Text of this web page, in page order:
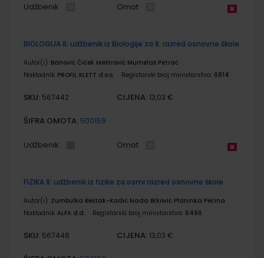
Udžbenik Omot
BIOLOGIJA 8; udžbenik iz Biologije za 8. razred osnovne škole
Autor(i): Banović Čiček Meštrović Mumelaš Petrač
Nakladnik: PROFIL KLETT d.o.o. Registarski broj ministarstva: 6814
SKU: 567442 CIJENA: 13,03 €
ŠIFRA OMOTA: 500159
Udžbenik Omot
FIZIKA 8; udžbenik iz fizike za osmi razred osnovne škole
Autor(i): Zumbulka Beštak-Kadić Nada Brković Planinka Pećina
Nakladnik: ALFA d.d. Registarski broj ministarstva: 6496
SKU: 567448 CIJENA: 13,03 €